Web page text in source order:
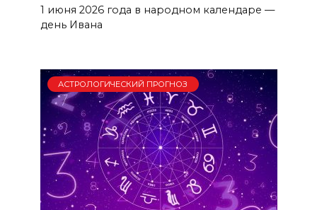
1 июня 2026 года в народном календаре —
день Ивана
АСТРОЛОГИЧЕСКИЙ ПРОГНОЗ